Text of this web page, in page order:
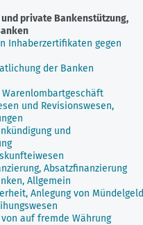
private Bankenstützung,
Inhaberzertifikaten gegen
der Banken
Warenlombartgeschäft
und Revisionswesen,
und
Absatzfinanzierung
Allgemein
Anlegung von Mündelgeld
auf fremde Währung